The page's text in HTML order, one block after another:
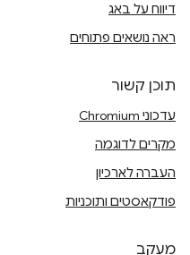
דיווח על באג
ראה נושאים פתוחים
תוכן קשור
עדכוני Chromium
מקרים לדוגמה
העברה לארכיון
פודקאסטים ותוכניות
מעקב